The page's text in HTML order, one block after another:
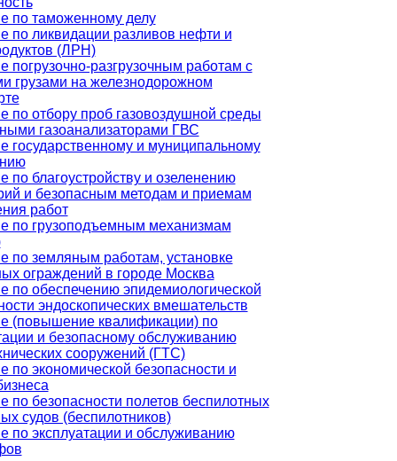
по таможенному делу
по ликвидации разливов нефти и
(ЛРН)
погрузочно-разгрузочным работам с
грузами на железнодорожном
по отбору проб газовоздушной среды
газоанализаторами ГВС
государственному и муниципальному
по благоустройству и озеленению
и безопасным методам и приемам
работ
по грузоподъемным механизмам
по земляным работам, установке
ограждений в городе Москва
по обеспечению эпидемиологической
эндоскопических вмешательств
(повышение квалификации) по
и безопасному обслуживанию
сооружений (ГТС)
по экономической безопасности и
по безопасности полетов беспилотных
судов (беспилотников)
по эксплуатации и обслуживанию